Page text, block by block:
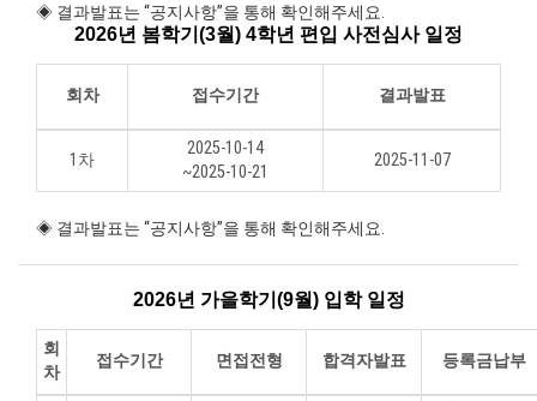
◈ 결과발표는 “공지사항”을 통해 확인해주세요.
2026년 봄학기(3월) 4학년 편입 사전심사 일정
회차 접수기간 결과발표
1차
2025-10-14
~2025-10-21
2025-11-07
◈ 결과발표는 “공지사항”을 통해 확인해주세요.
2026년 가을학기(9월) 입학 일정
회
차
접수기간 면접전형 합격자발표 등록금납부